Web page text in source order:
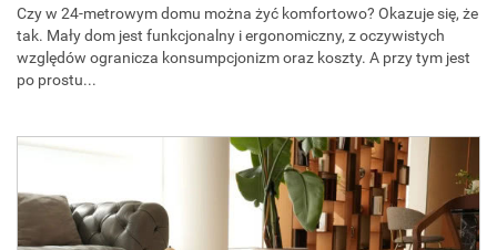
Czy w 24-metrowym domu można żyć komfortowo? Okazuje się, że
tak. Mały dom jest funkcjonalny i ergonomiczny, z oczywistych
względów ogranicza konsumpcjonizm oraz koszty. A przy tym jest
po prostu...